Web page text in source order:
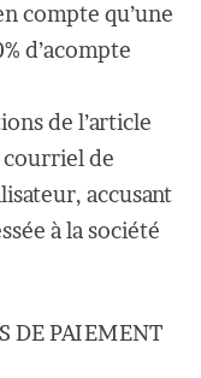
compte qu’une
d’acompte
de l’article
courriel de
accusant
à la société
DE PAIEMENT